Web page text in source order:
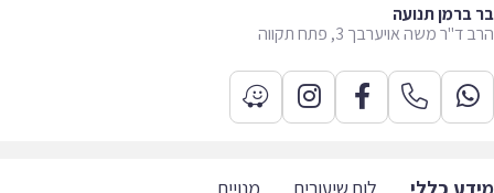
תנועה
משה אויערבך 3, פתח תקווה
כללי לוח שיעורים מנויים